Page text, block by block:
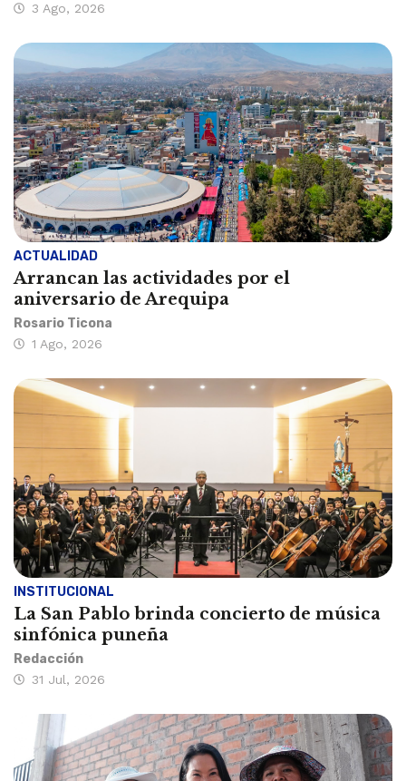
3 Ago, 2026
ACTUALIDAD
Arrancan las actividades por el
aniversario de Arequipa
Rosario Ticona
1 Ago, 2026
INSTITUCIONAL
La San Pablo brinda concierto de música
sinfónica puneña
Redacción
31 Jul, 2026